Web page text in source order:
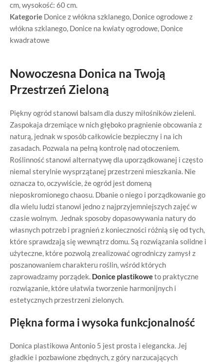
cm, wysokość: 60 cm.
Kategorie Donice z włókna szklanego, Donice ogrodowe z
włókna szklanego, Donice na kwiaty ogrodowe, Donice
kwadratowe
Nowoczesna Donica na Twoją
Przestrzeń Zieloną
Piękny ogród stanowi balsam dla duszy miłośników zieleni.
Zaspokaja drzemiące w nich głęboko pragnienie obcowania z
naturą, jednak w sposób całkowicie bezpieczny i na ich
zasadach. Pozwala na pełną kontrolę nad otoczeniem.
Roślinność stanowi alternatywę dla uporządkowanej i często
niemal sterylnie wysprzątanej przestrzeni mieszkania. Nie
oznacza to, oczywiście, że ogród jest domeną
nieposkromionego chaosu. Dbanie o niego i porządkowanie go
dla wielu ludzi stanowi jedno z najprzyjemniejszych zajęć w
czasie wolnym. Jednak sposoby dopasowywania natury do
własnych potrzeb i pragnień z konieczności różnią się od tych,
które sprawdzają się wewnątrz domu. Są rozwiązania solidne i
użyteczne, które pozwolą zrealizować ogrodniczy zamysł z
poszanowaniem charakteru roślin, wśród których
zaprowadzamy porządek. Donice plastikoweto praktyczne
rozwiązanie, które ułatwia tworzenie harmonijnych i
estetycznych przestrzeni zielonych.
Piękna forma i wysoka funkcjonalność
Donica plastikowa Antonio 5 jest prosta i elegancka. Jej
gładkie i pozbawione zbędnych, z góry narzucających